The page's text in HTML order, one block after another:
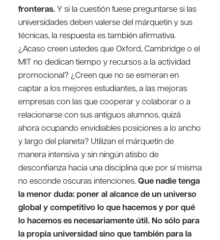
fronteras.Y si la cuestión fuese preguntarse si las
universidades deben valerse del márquetin y sus
técnicas, la respuesta es también afirmativa.
¿Acaso creen ustedes que Oxford, Cambridge o el
MIT no dedican tiempo y recursos a la actividad
promocional? ¿Creen que no se esmeran en
captar a los mejores estudiantes, a las mejoras
empresas con las que cooperar y colaborar o a
relacionarse con sus antiguos alumnos, quizá
ahora ocupando envidiables posiciones a lo ancho
y largo del planeta? Utilizan el márquetin de
manera intensiva y sin ningún atisbo de
desconfianza hacia una disciplina que por sí misma
no esconde oscuras intenciones.Que nadie tenga
la menor duda: poner al alcance de un universo
global y competitivo lo que hacemos y por qué
lo hacemos es necesariamente útil. No sólo para
la propia universidad sino que también para la